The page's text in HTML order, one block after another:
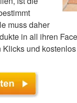
muss daher
in all ihren
und